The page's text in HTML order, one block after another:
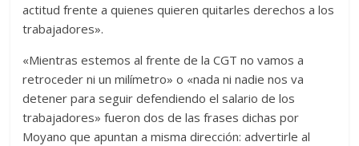
actitud frente a quienes quieren quitarles derechos a los
trabajadores».
«Mientras estemos al frente de la CGT no vamos a
retroceder ni un milímetro» o «nada ni nadie nos va
detener para seguir defendiendo el salario de los
trabajadores» fueron dos de las frases dichas por
Moyano que apuntan a misma dirección: advertirle al